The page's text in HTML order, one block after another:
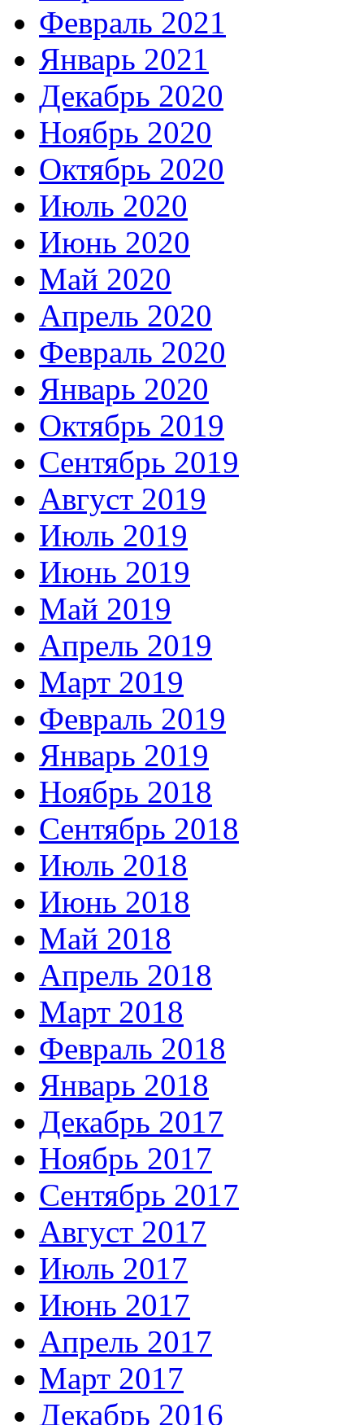
Февраль 2021
Январь 2021
Декабрь 2020
Ноябрь 2020
Октябрь 2020
Июль 2020
Июнь 2020
Май 2020
Апрель 2020
Февраль 2020
Январь 2020
Октябрь 2019
Сентябрь 2019
Август 2019
Июль 2019
Июнь 2019
Май 2019
Апрель 2019
Март 2019
Февраль 2019
Январь 2019
Ноябрь 2018
Сентябрь 2018
Июль 2018
Июнь 2018
Май 2018
Апрель 2018
Март 2018
Февраль 2018
Январь 2018
Декабрь 2017
Ноябрь 2017
Сентябрь 2017
Август 2017
Июль 2017
Июнь 2017
Апрель 2017
Март 2017
Декабрь 2016